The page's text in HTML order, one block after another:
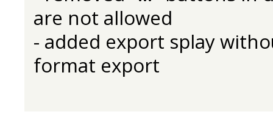
are not allowed
- added export splay
format export